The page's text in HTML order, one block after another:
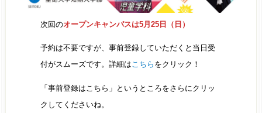
次回のオープンキャンパスは5月25日（日）
予約は不要ですが、事前登録していただくと当日受
付がスムーズです。詳細はこちら をクリック！
「事前登録はこちら」というところをさらにクリッ
クしてくださいね。